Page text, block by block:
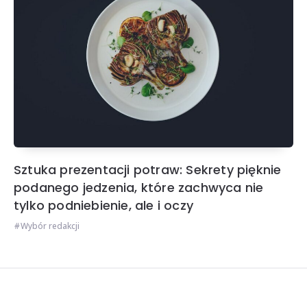
Sztuka prezentacji potraw: Sekrety pięknie
podanego jedzenia, które zachwyca nie
tylko podniebienie, ale i oczy
Wybór redakcji